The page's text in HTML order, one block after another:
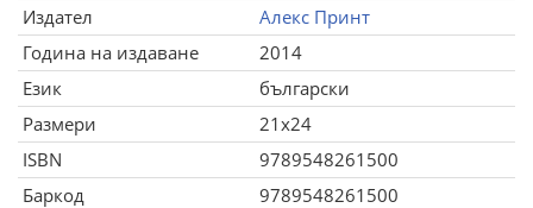
Издател
Алекс Принт
Година на издаване
2014
Език
български
Размери
21x24
ISBN
9789548261500
Баркод
9789548261500